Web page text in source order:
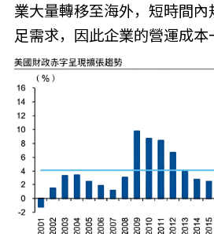
業大量轉移至海外，短時間
足需求，因此企業的營運成本